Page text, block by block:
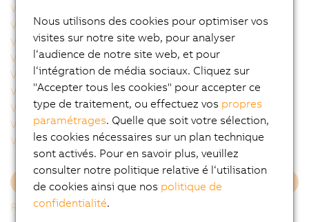
VCA0Y01.0005
VCA0Y01.0020
VCA0Y01.0050
VCA0Y01.0100
VCA0Y01.0150
VCA0Y01.0200
VCA0Y01.0300
VCA0Y11.0010
VCA0Y11.0020
VCA0Y11.0050
VCA0Y11.0100
VCA0Y11.0150
VCA1L01.0020
VCA1L01.0050
VCA1L01.0100
VCA1L01.0200
VCA1L11.0020
Charger plus
Retour à la liste
Nous utilisons des cookies pour optimiser vos
visites sur notre site web, pour analyser
l‘audience de notre site web, et pour
l‘intégration de média sociaux. Cliquez sur
"Accepter tous les cookies" pour accepter ce
type de traitement, ou effectuez vos propres
paramétrages. Quelle que soit votre sélection,
les cookies nécessaires sur un plan technique
sont activés. Pour en savoir plus, veuillez
consulter notre politique relative é l‘utilisation
de cookies ainsi que nos politique de
confidentialité.